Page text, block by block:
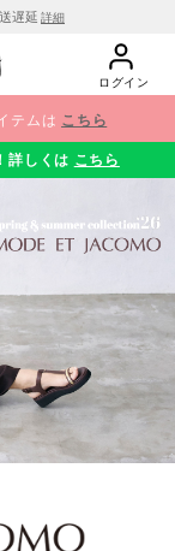
遅延 詳細
ログイン
テムは こちら
詳しくは こちら